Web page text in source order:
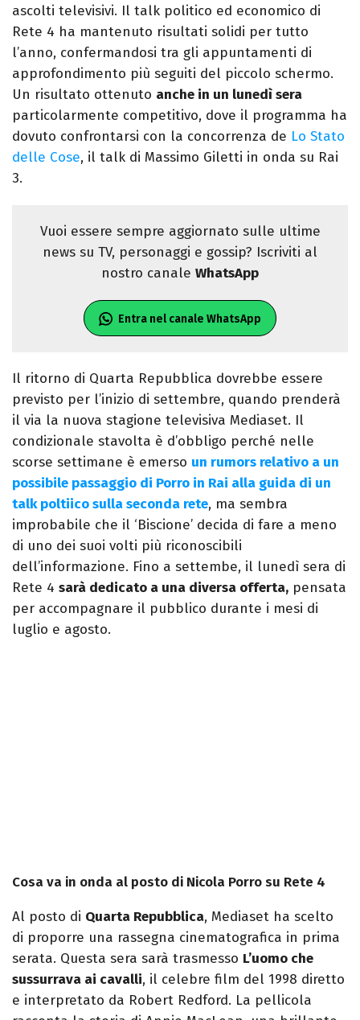
ascolti televisivi. Il talk politico ed economico di
Rete 4 ha mantenuto risultati solidi per tutto
l’anno, confermandosi tra gli appuntamenti di
approfondimento più seguiti del piccolo schermo.
Un risultato ottenuto anche in un lunedì sera
particolarmente competitivo, dove il programma ha
dovuto confrontarsi con la concorrenza de Lo Stato
delle Cose, il talk di Massimo Giletti in onda su Rai
3.
Vuoi essere sempre aggiornato sulle ultime
news su TV, personaggi e gossip? Iscriviti al
nostro canale WhatsApp
Entra nel canale WhatsApp
Il ritorno di Quarta Repubblica dovrebbe essere
previsto per l’inizio di settembre, quando prenderà
il via la nuova stagione televisiva Mediaset. Il
condizionale stavolta è d’obbligo perché nelle
scorse settimane è emerso un rumors relativo a un
possibile passaggio di Porro in Rai alla guida di un
talk poltiico sulla seconda rete, ma sembra
improbabile che il ‘Biscione’ decida di fare a meno
di uno dei suoi volti più riconoscibili
dell’informazione. Fino a settembe, il lunedì sera di
Rete 4 sarà dedicato a una diversa offerta, pensata
per accompagnare il pubblico durante i mesi di
luglio e agosto.
Cosa va in onda al posto di Nicola Porro su Rete 4
Al posto di Quarta Repubblica, Mediaset ha scelto
di proporre una rassegna cinematografica in prima
serata. Questa sera sarà trasmesso L’uomo che
sussurrava ai cavalli, il celebre film del 1998 diretto
e interpretato da Robert Redford. La pellicola